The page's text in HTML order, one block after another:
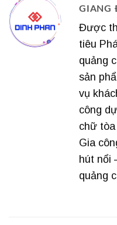
GIANG
Được
tiêu
quảng
sản
vụ
công
chữ
Gia
hút nổi
quảng